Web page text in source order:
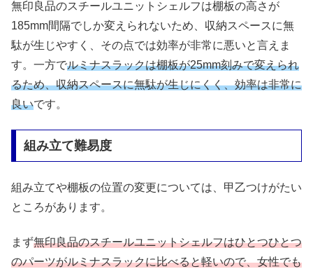
無印良品のスチールユニットシェルフは棚板の高さが
185mm間隔でしか変えられないため、収納スペースに無
駄が生じやすく、その点では効率が非常に悪いと言えま
す。一方でルミナスラックは棚板が25mm刻みで変えられ
るため、収納スペースに無駄が生じにくく、効率は非常に
良いです。
組み立て難易度
組み立てや棚板の位置の変更については、甲乙つけがたい
ところがあります。
まず無印良品のスチールユニットシェルフはひとつひとつ
のパーツがルミナスラックに比べると軽いので、女性でも